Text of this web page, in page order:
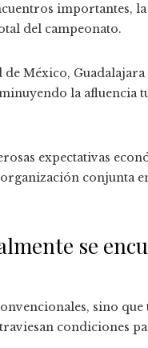
importantes,
del campeonato.
México,
la afluencia
expectativas
conjunta
se
sino
condiciones